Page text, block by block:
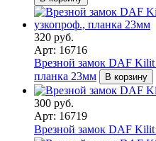
320 руб.
Арт: 16716
Врезной замок DAF
планка 23мм
В корзину
300 руб.
Арт: 16719
Врезной замок DAF